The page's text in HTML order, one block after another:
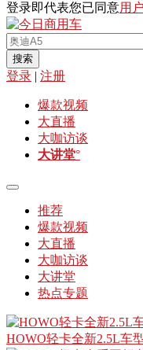
登录即代表您已同意用
搜索
登录 | 注册
爆款视频
大直播
大咖访谈
大讲堂°
推荐
爆款视频
大直播
大咖访谈
大讲堂
热点专题
HOWO轻卡全新2.5L车